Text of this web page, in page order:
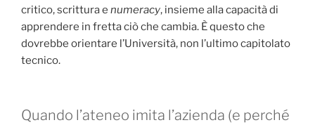
critico, scrittura e numeracy, insieme alla capacità di
apprendere in fretta ciò che cambia. È questo che
dovrebbe orientare l’Università, non l’ultimo capitolato
tecnico.
Quando l’ateneo imita l’azienda (e perché